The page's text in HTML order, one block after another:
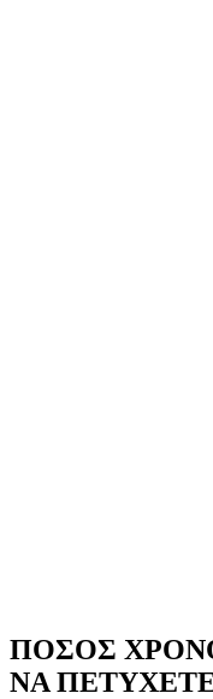
ΠΟΣΟΣ
ΝΑ